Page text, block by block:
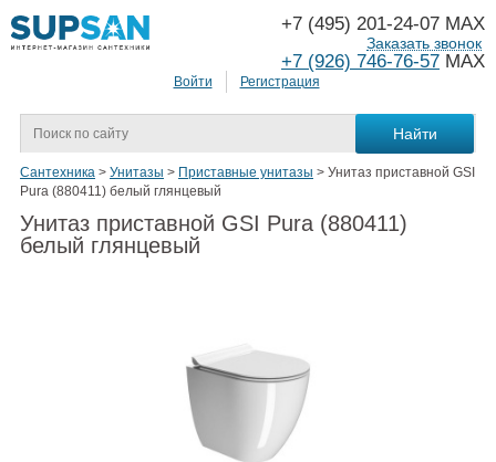
Войти Регистрация
+7 (495) 201-24-07 MAX
+7 (926) 746-76-57 MAX
Заказать звонок
Сантехника > Унитазы > Приставные унитазы > Унитаз приставной GSI
Pura (880411) белый глянцевый
Унитаз приставной GSI Pura (880411)
белый глянцевый